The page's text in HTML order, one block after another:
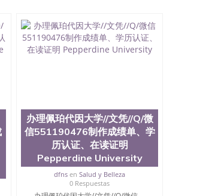
证、毕业证、成绩单、文凭、学历
毕业证文凭、文凭毕业证、毕业证
州立大学成绩单（ San Jose State
圣何塞州立大学文凭（San Jose
州立大学（San Jose State
学（San Jose State University）
（San Jose State University）文凭
（ San Jose State University）圣何
Jose State University）圣 塞州立
办理佩珀代因大学//文凭//Q/微
信551190476制作成绩单、学
历认证、在读证明
Pepperdine University
dfns enSalud y Belleza
0 Respuestas